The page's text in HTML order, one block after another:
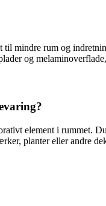
mindre rum og
og
element i rummet.
planter eller andre